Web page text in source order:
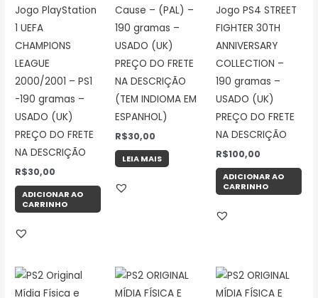
Jogo PlayStation
1 UEFA
CHAMPIONS
LEAGUE
2000/2001 – PS1
-190 gramas –
USADO (UK)
PREÇO DO FRETE
NA DESCRIÇÃO
R$30,00
ADICIONAR AO
CARRINHO
Cause – (PAL) –
190 gramas –
USADO (UK)
PREÇO DO FRETE
NA DESCRIÇÃO
(TEM INDIOMA EM
ESPANHOL)
R$30,00
LEIA MAIS
Jogo PS4 STREET
FIGHTER 30TH
ANNIVERSARY
COLLECTION –
190 gramas –
USADO (UK)
PREÇO DO FRETE
NA DESCRIÇÃO
R$100,00
ADICIONAR AO
CARRINHO